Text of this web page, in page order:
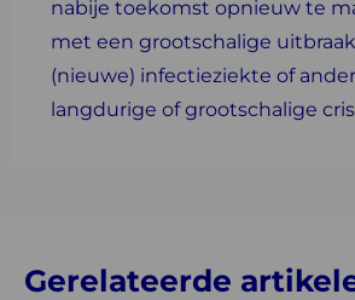
nabije toekomst opnieuw te
met een grootschalige
(nieuwe) infectieziekte of
langdurige of grootschalige
Gerelateerde